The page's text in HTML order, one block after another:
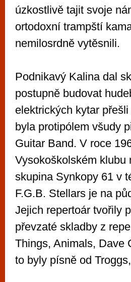
úzkostlivě tajit svoje
ortodoxní trampští
nemilosrdně vytěsnili.
Podnikavý Kalina dal
postupně budovat
elektrických kytar
byla protipólem všudy
Guitar Band. V roce
Vysokoškolském klubu
skupina Synkopy 61 v
F.G.B. Stellars je na
Jejich repertoár tvořily
převzaté skladby z
Things, Animals, Dave
to byly písně od